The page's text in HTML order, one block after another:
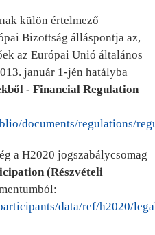
külön értelmező
Bizottság álláspontja az,
az Európai Unió általános
január 1-jén hatályba
- Financial Regulation
documents/regulations/
a H2020 jogszabálycsomag
(Részvételi
data/ref/h2020/